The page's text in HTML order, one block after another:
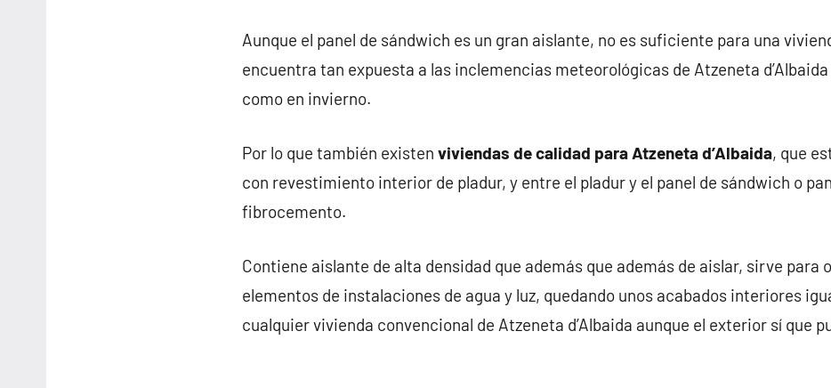
Aunque el panel de sándwich es un gran aislante, no es suficiente para una
encuentra tan expuesta a las inclemencias meteorológicas de Atzeneta
como en invierno.
Por lo que también existen viviendas de calidad para Atzeneta d’Albaida, que
con revestimiento interior de pladur, y entre el pladur y el panel de sándwich o
fibrocemento.
Contiene aislante de alta densidad que además que además de aislar, sirve para
elementos de instalaciones de agua y luz, quedando unos acabados interiores
cualquier vivienda convencional de Atzeneta d’Albaida aunque el exterior sí que